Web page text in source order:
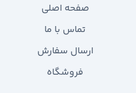
صفحه اصلی
تماس با ما
ارسال سفارش
فروشگاه